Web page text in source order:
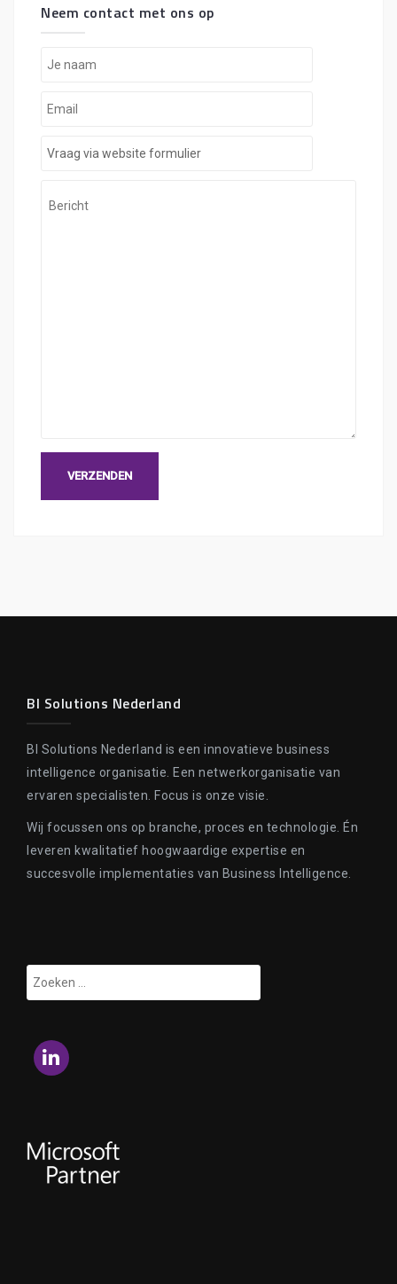
Neem contact met ons op
BI Solutions Nederland
BI Solutions Nederland is een innovatieve business
intelligence organisatie. Een netwerkorganisatie van
ervaren specialisten. Focus is onze visie.
Wij focussen ons op branche, proces en technologie. Én
leveren kwalitatief hoogwaardige expertise en
succesvolle implementaties van Business Intelligence.
Zoeken
naar:
LinkedIn